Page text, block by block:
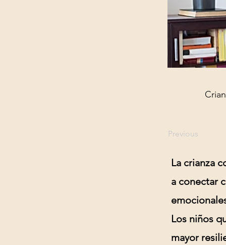
Previous
La crianza
a conectar
Los niños
mayor